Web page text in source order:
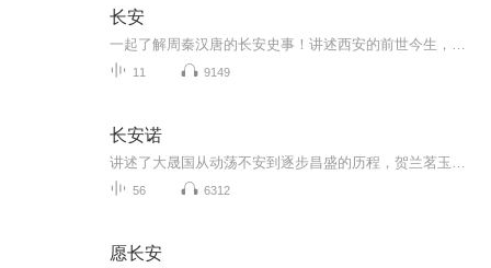
长安
11 9149
长安诺
56 6312
愿长安